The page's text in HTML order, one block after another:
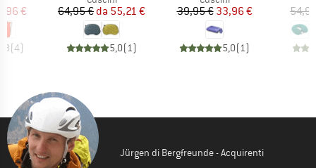
ridotto
€
(4)
Prezzo
64,95 € Prezzo ridotto
da 55,21 €
5,0( 1)
Prezzo
39,95 €Prezzo ridotto
33,96 €
5,0( 1)
Jürgen di Bergfreunde - Acquirenti